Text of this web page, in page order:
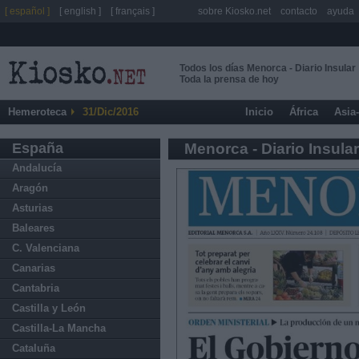
Todos los días Menorca - Diario Insular
Toda la prensa de hoy
Hemeroteca 31/Dic/2016 Inicio África
España
Andalucía
Aragón
Asturias
Baleares
C. Valenciana
Canarias
Cantabria
Castilla y León
Castilla-La Mancha
Cataluña
Menorca - Diario Insular
[ español ] [ english ] [ français ] sobre Kiosko.net contacto ayuda